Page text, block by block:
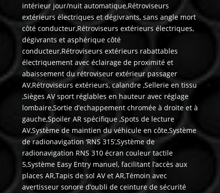
intérieur jour/nuit automatique,Rétroviseurs
extérieurs électriques et dégivrants, sans angle mort
côté conducteur,Rétroviseurs extérieurs électriques,
dégivrants et asphérique côté
conducteur,Rétroviseurs extérieurs rabattables
électriquement avec éclairage de proximité et
abaissement du rétroviseur extérieur passager
AV,Rétroviseurs extérieurs, calandre ,Sellerie en tissu
,Sièges AV sport réglables en hauteur avec réglage
lombaire,Sortie d’echappement chromée à droite et à
gauche,Spoiler AR spécifique ,Spots de lecture
AV,Système de maintien du véhicule en côte,Système
de radionavigation ‘RNS 315’,Système de
radionavigation RNS 310 écran couleur tactile
5,Système Easy Entry manuel, facilitant l’accès aux
places AR,Tapis de sol AV et AR,Témoin avec
avertisseur sonore d’oubli de ceinture de sécurité